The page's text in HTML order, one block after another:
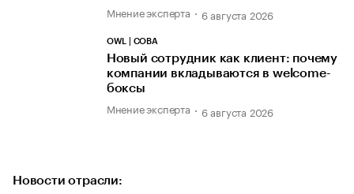
Мнение эксперта 6 августа 2026
OWL | СОВА
Новый сотрудник как клиент: почему
компании вкладываются в welcome-
боксы
Мнение эксперта 6 августа 2026
Новости отрасли: